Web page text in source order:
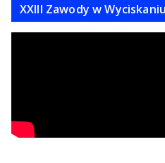
XXIII Zawody w